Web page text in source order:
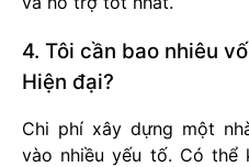
4. Tôi cần bao nhiêu
Hiện đại?
Chi phí xây dựng một
vào nhiều yếu tố. Có thể